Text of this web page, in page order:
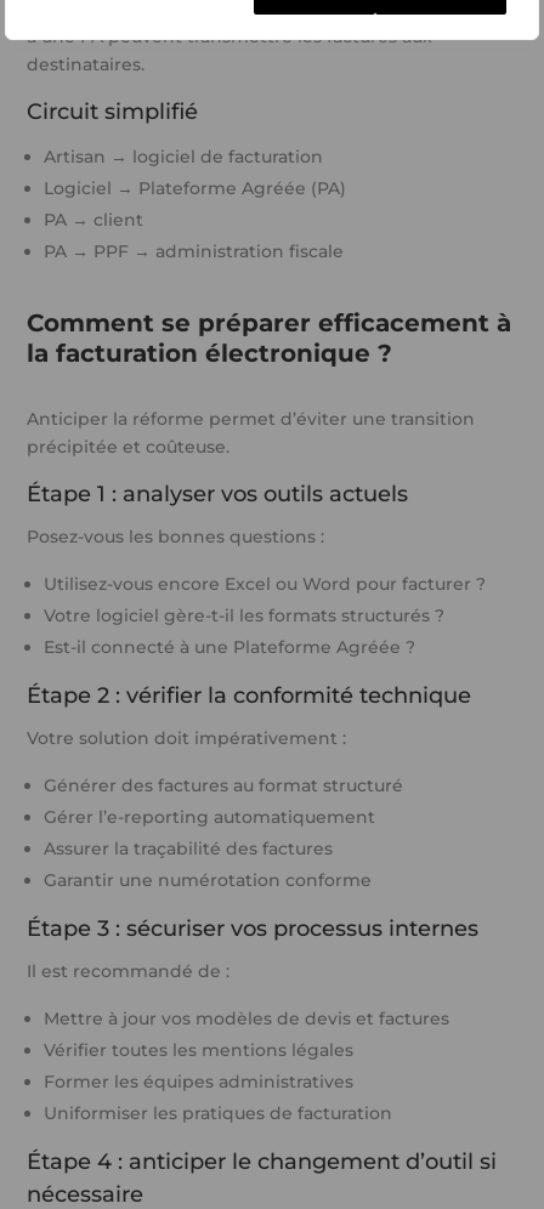
Concrètement, seules les PA ou les logiciels connectés
à une PA peuvent transmettre les factures aux
destinataires.
Circuit simplifié
Artisan → logiciel de facturation
Logiciel → Plateforme Agréée (PA)
PA → client
PA → PPF → administration fiscale
Comment se préparer efficacement à
la facturation électronique ?
Anticiper la réforme permet d’éviter une transition
précipitée et coûteuse.
Étape 1 : analyser vos outils actuels
Posez-vous les bonnes questions :
Utilisez-vous encore Excel ou Word pour facturer ?
Votre logiciel gère-t-il les formats structurés ?
Est-il connecté à une Plateforme Agréée ?
Étape 2 : vérifier la conformité technique
Votre solution doit impérativement :
Générer des factures au format structuré
Gérer l’e-reporting automatiquement
Assurer la traçabilité des factures
Garantir une numérotation conforme
Étape 3 : sécuriser vos processus internes
Il est recommandé de :
Mettre à jour vos modèles de devis et factures
Vérifier toutes les mentions légales
Former les équipes administratives
Uniformiser les pratiques de facturation
Étape 4 : anticiper le changement d’outil si
nécessaire